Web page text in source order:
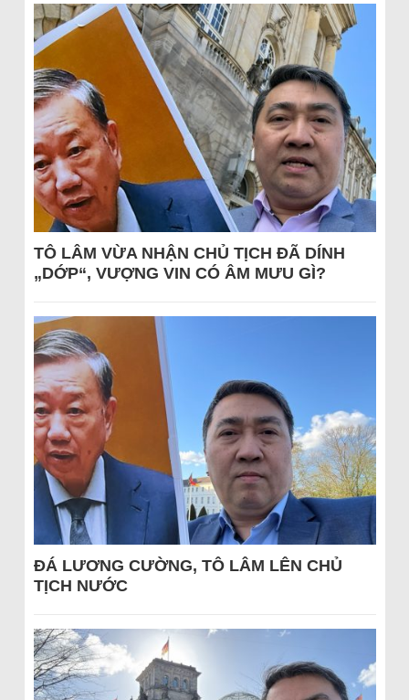
TÔ LÂM VỪA NHẬN CHỦ TỊCH ĐÃ DÍNH
„DỚP“, VƯỢNG VIN CÓ ÂM MƯU GÌ?
ĐÁ LƯƠNG CƯỜNG, TÔ LÂM LÊN CHỦ
TỊCH NƯỚC